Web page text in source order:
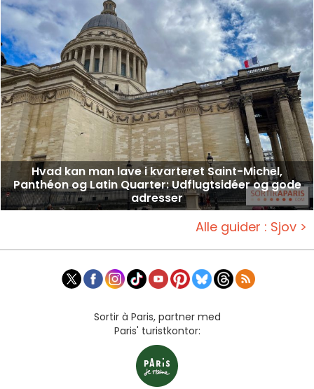
Hvad kan man lave i kvarteret Saint-Michel,
Panthéon og Latin Quarter: Udflugtsidéer og gode
adresser
Alle guider : Sjov >
Sortir à Paris, partner med
Paris' turistkontor: